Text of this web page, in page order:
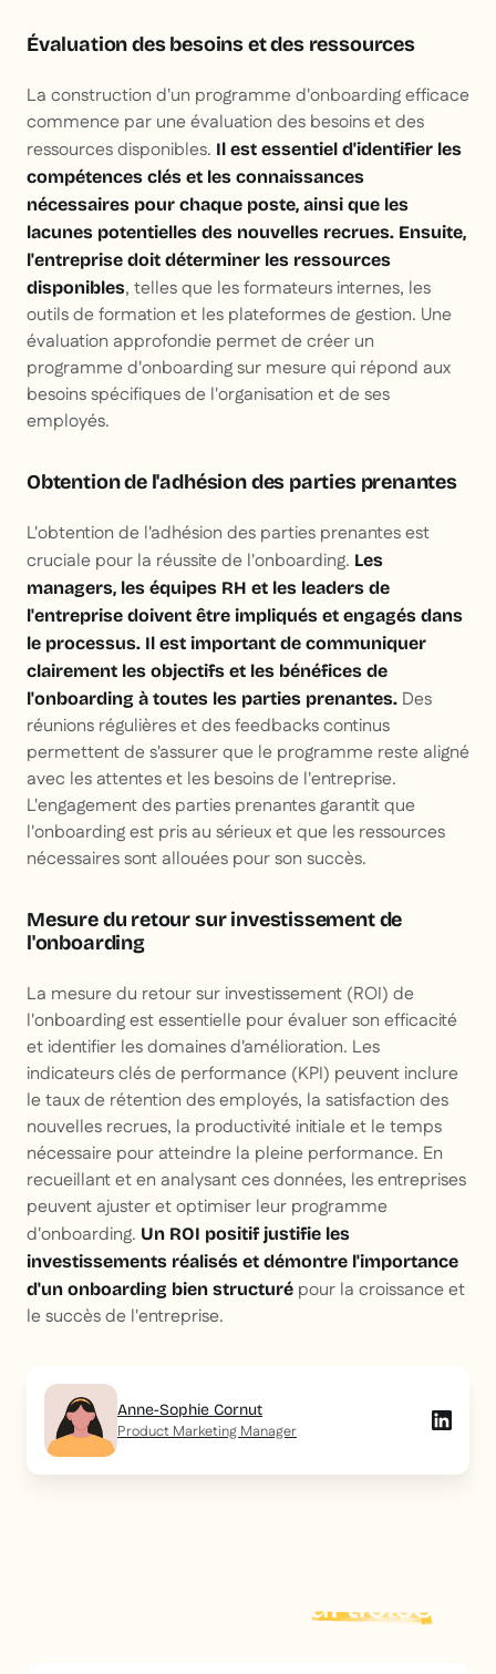
Évaluation des besoins et des ressources
La construction d'un programme d'onboarding efficace
commence par une évaluation des besoins et des
ressources disponibles. Il est essentiel d'identifier les
compétences clés et les connaissances
nécessaires pour chaque poste, ainsi que les
lacunes potentielles des nouvelles recrues. Ensuite,
l'entreprise doit déterminer les ressources
disponibles, telles que les formateurs internes, les
outils de formation et les plateformes de gestion. Une
évaluation approfondie permet de créer un
programme d'onboarding sur mesure qui répond aux
besoins spécifiques de l'organisation et de ses
employés.
Obtention de l'adhésion des parties prenantes
L'obtention de l'adhésion des parties prenantes est
cruciale pour la réussite de l'onboarding. Les
managers, les équipes RH et les leaders de
l'entreprise doivent être impliqués et engagés dans
le processus. Il est important de communiquer
clairement les objectifs et les bénéfices de
l'onboarding à toutes les parties prenantes. Des
réunions régulières et des feedbacks continus
permettent de s'assurer que le programme reste aligné
avec les attentes et les besoins de l'entreprise.
L'engagement des parties prenantes garantit que
l'onboarding est pris au sérieux et que les ressources
nécessaires sont allouées pour son succès.
Mesure du retour sur investissement de
l'onboarding
La mesure du retour sur investissement (ROI) de
l'onboarding est essentielle pour évaluer son efficacité
et identifier les domaines d'amélioration. Les
indicateurs clés de performance (KPI) peuvent inclure
le taux de rétention des employés, la satisfaction des
nouvelles recrues, la productivité initiale et le temps
nécessaire pour atteindre la pleine performance. En
recueillant et en analysant ces données, les entreprises
peuvent ajuster et optimiser leur programme
d'onboarding. Un ROI positif justifie les
investissements réalisés et démontre l'importance
d'un onboarding bien structuré pour la croissance et
le succès de l'entreprise.
Anne-Sophie Cornut
Product Marketing Manager
articles